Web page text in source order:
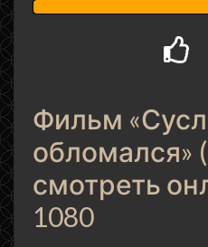
Фильм
обломался»
смотреть
1080